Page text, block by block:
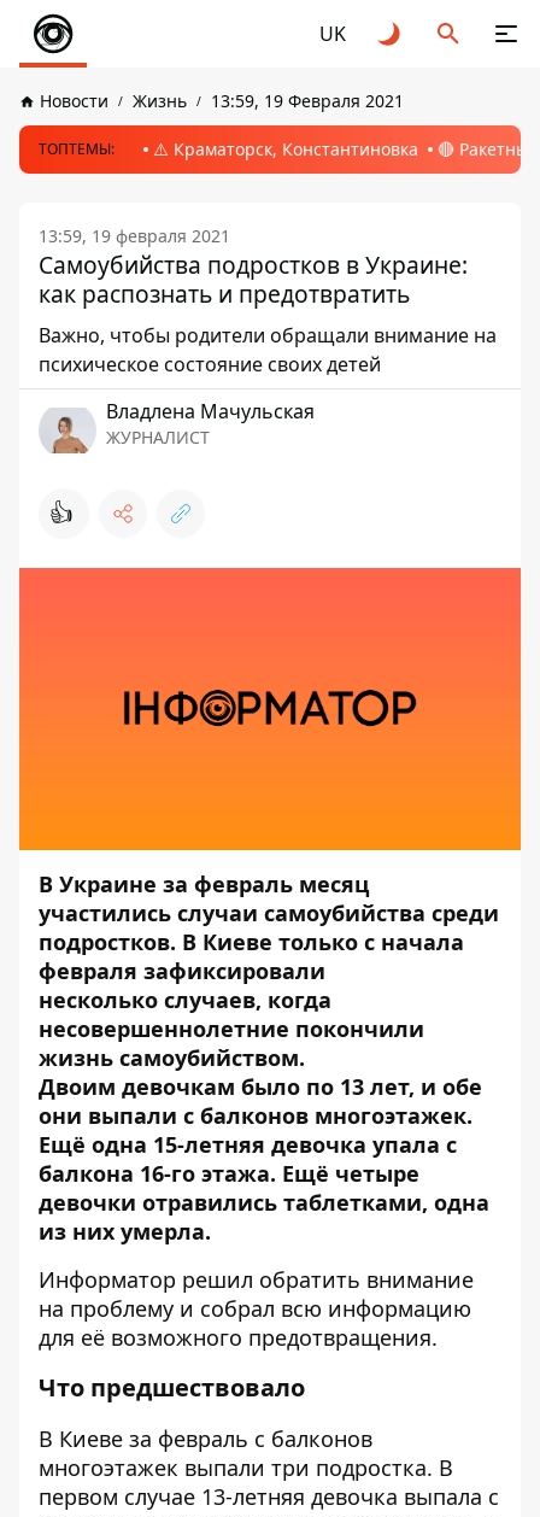
UK
Новости Жизнь 13:59, 19 Февраля 2021
ТОПТЕМЫ: ⚠️ Краматорск, Константиновка 🔴
13:59, 19 февраля 2021
Самоубийства подростков в Украине:
как распознать и предотвратить
Важно, чтобы родители обращали внимание на
психическое состояние своих детей
Владлена Мачульская
ЖУРНАЛИСТ
👍
В Украине за февраль месяц
участились случаи самоубийства среди
подростков. В Киеве только с начала
февраля зафиксировали
несколько случаев, когда
несовершеннолетние покончили
жизнь самоубийством.
Двоим девочкам было по 13 лет, и обе
они выпали с балконов многоэтажек.
Ещё одна 15-летняя девочка упала с
балкона 16-го этажа. Ещё четыре
девочки отравились таблетками, одна
из них умерла.
Информатор решил обратить внимание
на проблему и собрал всю информацию
для её возможного предотвращения.
Что предшествовало
В Киеве за февраль с балконов
многоэтажек выпали три подростка. В
первом случае 13-летняя девочка выпала с